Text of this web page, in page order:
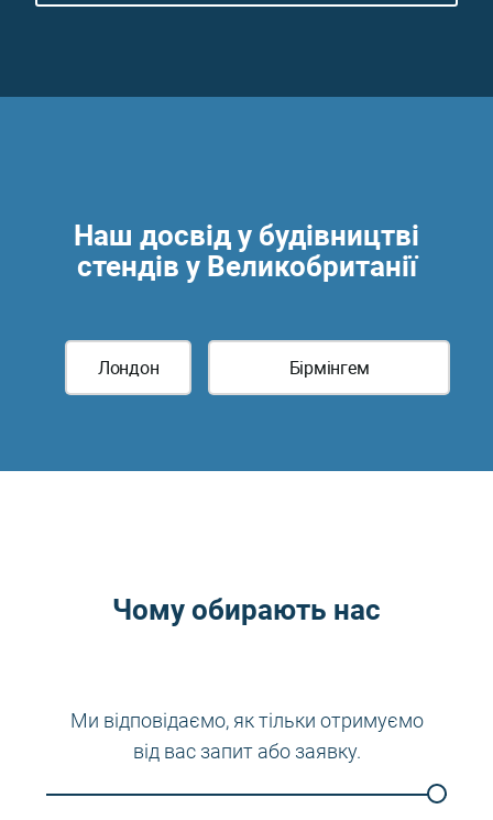
Наш досвід у будівництві
стендів у Великобританії
Лондон Бірмінгем
Чому обирають нас
Ми відповідаємо, як тільки отримуємо
від вас запит або заявку.